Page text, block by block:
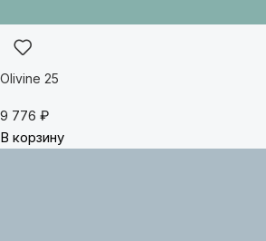
Olivine 25
9 776 ₽
В корзину